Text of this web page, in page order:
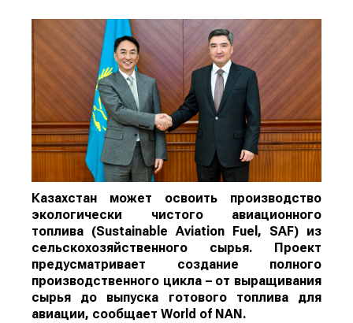
Казахстан может освоить производство
экологически чистого авиационного
топлива (Sustainable Aviation Fuel, SAF) из
сельскохозяйственного сырья. Проект
предусматривает создание полного
производственного цикла – от выращивания
сырья до выпуска готового топлива для
авиации, сообщает World of NAN.